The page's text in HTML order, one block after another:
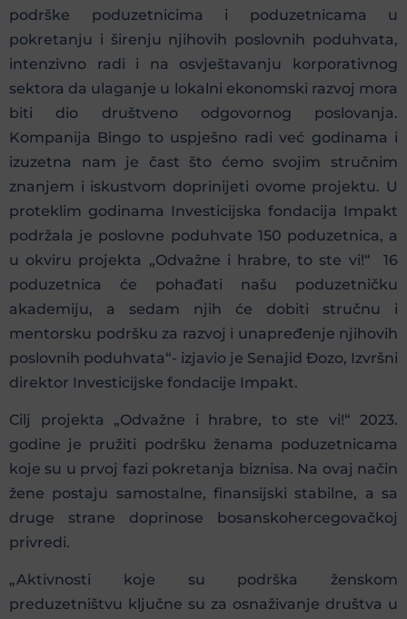
podrške poduzetnicima i poduzetnicama u
pokretanju i širenju njihovih poslovnih poduhvata,
intenzivno radi i na osvještavanju korporativnog
sektora da ulaganje u lokalni ekonomski razvoj mora
biti dio društveno odgovornog poslovanja.
Kompanija Bingo to uspješno radi već godinama i
izuzetna nam je čast što ćemo svojim stručnim
znanjem i iskustvom doprinijeti ovome projektu. U
proteklim godinama Investicijska fondacija Impakt
podržala je poslovne poduhvate 150 poduzetnica, a
u okviru projekta „Odvažne i hrabre, to ste vi!“ 16
poduzetnica će pohađati našu poduzetničku
akademiju, a sedam njih će dobiti stručnu i
mentorsku podršku za razvoj i unapređenje njihovih
poslovnih poduhvata“- izjavio je Senajid Đozo, Izvršni
direktor Investicijske fondacije Impakt.
Cilj projekta „Odvažne i hrabre, to ste vi!“ 2023.
godine je pružiti podršku ženama poduzetnicama
koje su u prvoj fazi pokretanja biznisa. Na ovaj način
žene postaju samostalne, finansijski stabilne, a sa
druge strane doprinose bosanskohercegovačkoj
privredi.
„Aktivnosti koje su podrška ženskom
preduzetništvu ključne su za osnaživanje društva u